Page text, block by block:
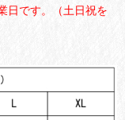
日です。（土日祝を